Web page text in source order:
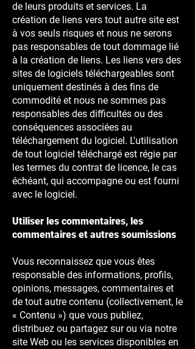
de leurs produits et services. La
création de liens vers tout autre site est
à vos seuls risques et nous ne serons
pas responsables de tout dommage lié
à la création de liens. Les liens vers des
sites de logiciels téléchargeables sont
uniquement destinés à des fins de
commodité et nous ne sommes pas
responsables des difficultés ou des
conséquences associées au
téléchargement du logiciel. L'utilisation
de tout logiciel téléchargé est régie par
les termes du contrat de licence, le cas
échéant, qui accompagne ou est fourni
avec le logiciel.
Utiliser les commentaires, les
commentaires et autres soumissions
Vous reconnaissez que vous êtes
responsable des informations, profils,
opinions, messages, commentaires et
de tout autre contenu (collectivement, le
« Contenu ») que vous publiez,
distribuez ou partagez sur ou via notre
site Web ou les services disponibles en